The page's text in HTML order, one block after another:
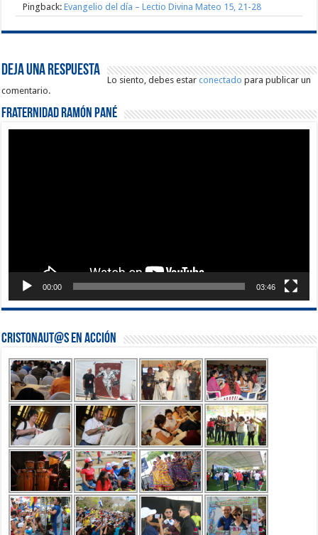
Pingback:Evangelio del día – Lectio Divina Mateo 15, 21-28
Deja una respuesta
Lo siento, debes estarconectado para publicar un
comentario.
Fraternidad Ramón Pané
00:00 03:46
Cristonaut@s en Acción